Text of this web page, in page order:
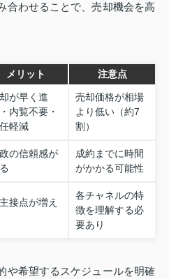
合わせることで、売却機会を高
メリット 注意点
が早く進
内覧不要・
軽減
売却価格が相場
より低い（約7
割）
の信頼感が
成約までに時間
がかかる可能性
接点が増え
各チャネルの特
徴を理解する必
要あり
や希望するスケジュールを明確